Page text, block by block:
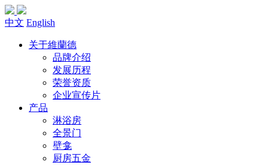
中文 English
关于維蘭德
品牌介绍
发展历程
荣誉资质
企业宣传片
产品
淋浴房
全景门
壁龛
厨房五金